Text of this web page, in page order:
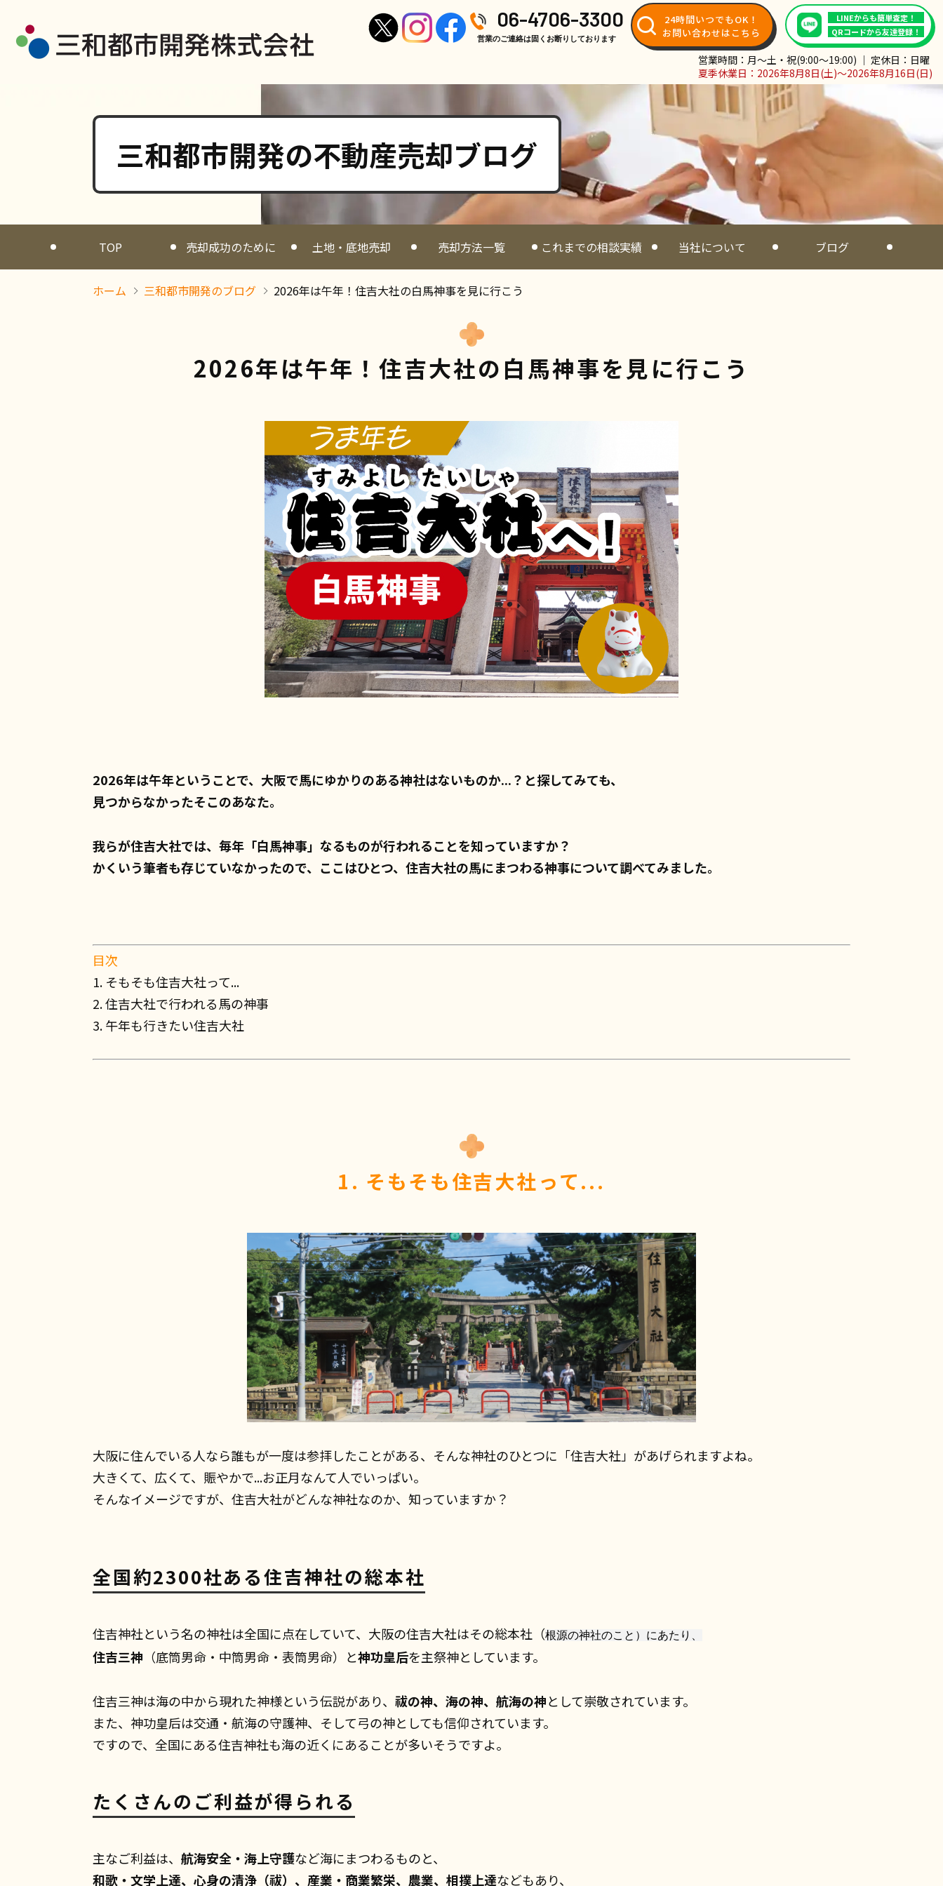
06-4706-3300
営業のご連絡は固くお断りしております
24時間いつでもOK！
お問い合わせはこちら
LINEからも簡単査定！
QRコードから友達登録！
営業時間：月～土・祝(9:00～19:00) ｜ 定休日：日曜
夏季休業日：2026年8月8日(土)～2026年8月16日(日)
三和都市開発の不動産売却ブログ
TOP 売却成功のために 土地・底地売却 売却方法一覧 これまでの相談実績 当社について ブログ
ホーム 三和都市開発のブログ 2026年は午年！住吉大社の白馬神事を見に行こう
2026年は午年！住吉大社の白馬神事を見に行こう
2026年は午年ということで、大阪で馬にゆかりのある神社はないものか...？と探してみても、
見つからなかったそこのあなた。
我らが住吉大社では、毎年「白馬神事」なるものが行われることを知っていますか？
かくいう筆者も存じていなかったので、ここはひとつ、住吉大社の馬にまつわる神事について調べてみました。
目次
1. そもそも住吉大社って...
2. 住吉大社で行われる馬の神事
3. 午年も行きたい住吉大社
1. そもそも住吉大社って...
大阪に住んでいる人なら誰もが一度は参拝したことがある、そんな神社のひとつに「住吉大社」があげられますよね。
大きくて、広くて、賑やかで...お正月なんて人でいっぱい。
そんなイメージですが、住吉大社がどんな神社なのか、知っていますか？
全国約2300社ある住吉神社の総本社
住吉神社という名の神社は全国に点在していて、大阪の住吉大社はその総本社（根源の神社のこと）にあたり、
住吉三神 （底筒男命・中筒男命・表筒男命）と神功皇后を主祭神としています。
住吉三神は海の中から現れた神様という伝説があり、 祓の神、海の神、航海の神として崇敬されています。
また、神功皇后は交通・航海の守護神、そして弓の神としても信仰されています。
ですので、全国にある住吉神社も海の近くにあることが多いそうですよ。
たくさんのご利益が得られる
主なご利益は、 航海安全・海上守護など海にまつわるものと、
和歌・文学上達、心身の清浄（祓）、産業・商業繁栄、農業、相撲上達などもあり、